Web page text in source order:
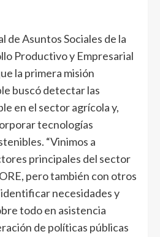
de Asuntos Sociales de la
Productivo y Empresarial
la primera misión
buscó detectar las
en el sector agrícola y,
tecnologías
“Vinimos a
principales del sector
pero también con otros
necesidades y
todo en asistencia
de políticas públicas